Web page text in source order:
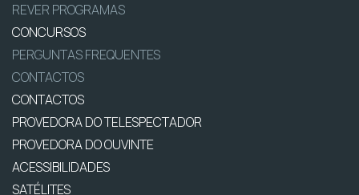
REVER PROGRAMAS
CONCURSOS
PERGUNTAS FREQUENTES
CONTACTOS
CONTACTOS
PROVEDORA DO TELESPECTADOR
PROVEDORA DO OUVINTE
ACESSIBILIDADES
SATÉLITES